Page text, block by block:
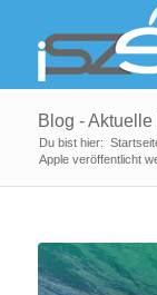
Blog -
Du bist hier:
Apple veröffentlicht